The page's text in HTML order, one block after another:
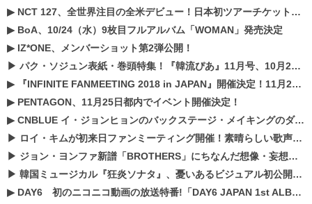
▶ NCT 127、全世界注目の全米デビュー！日本初ツアーチケットが早くもプレミア化！？
▶ BoA、10/24（水）9枚目フルアルバム「WOMAN」発売決定
▶ IZ*ONE、メンバーショット第2弾公開！
▶ パク・ソジュン表紙・巻頭特集！『韓流ぴあ』11月号、10月22日（月）発売！
▶
『INFINITE FANMEETING 2018 in JAPAN』開催決定！11月21、22日にパシフィコ横浜にて実施
▶ PENTAGON、11月25日都内でイベント開催決定！
▶CNBLUE イ・ジョンヒョンのバックステージ・メイキングのダイジェスト映像が公開！
▶ ロイ・キムが初来日ファンミーティング開催！素晴らしい歌声に癒される贅沢な時間
▶ ジョン・ヨンファ新譜「BROTHERS」にちなんだ想像・妄想企画がスタート！
▶ 韓国ミュージカル『狂炎ソナタ』、憂いある​ビジュアル初公開!! 主役リョウク、SHIN、KENらのコメントが到着！
▶ DAY6 初のニコニコ動画の放送特番!「DAY6 JAPAN 1st ALBUM「UNLOCK」発売記念 ライブ@ニコ生」を配信決定!